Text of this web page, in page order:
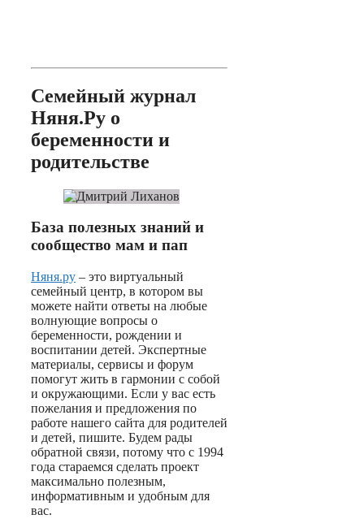
Семейный журнал
Няня.Ру о
беременности и
родительстве
База полезных знаний и
сообщество мам и пап
Няня.ру – это виртуальный
семейный центр, в котором вы
можете найти ответы на любые
волнующие вопросы о
беременности, рождении и
воспитании детей. Экспертные
материалы, сервисы и форум
помогут жить в гармонии с собой
и окружающими. Если у вас есть
пожелания и предложения по
работе нашего сайта для родителей
и детей, пишите. Будем рады
обратной связи, потому что c 1994
года стараемся сделать проект
максимально полезным,
информативным и удобным для
вас.